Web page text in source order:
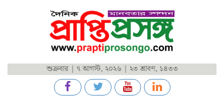
শুক্রবার | ৭ আগস্ট, ২০২৬ | ২৩ শ্রাবণ, ১৪৩৩